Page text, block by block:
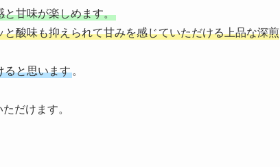
と甘味が楽しめます。
酸味も抑えられて甘みを感じていただける上品な深煎
ると思います。
だけます。